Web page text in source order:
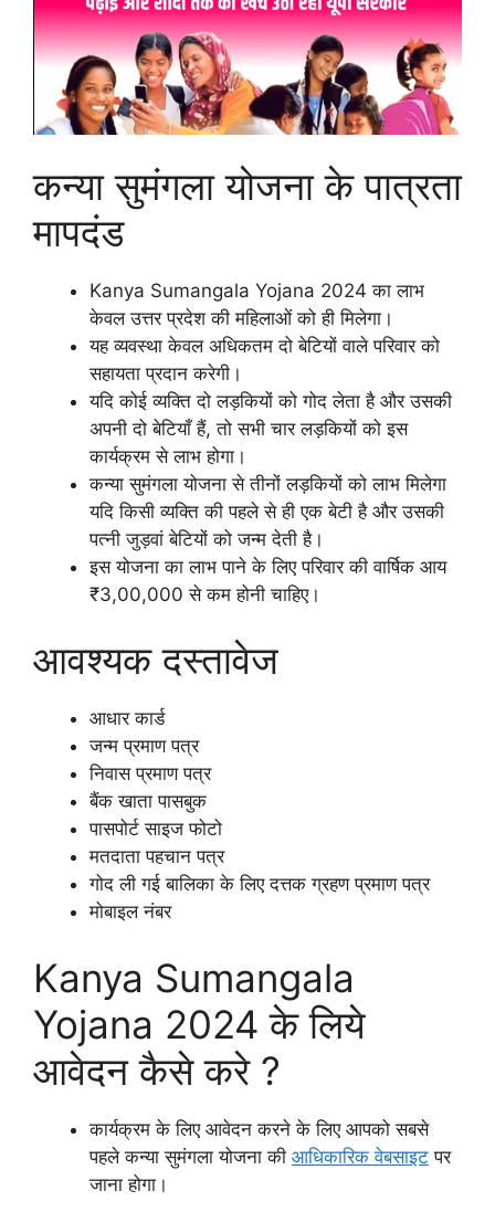
कन्या सुमंगला योजना के पात्रता
मापदंड
Kanya Sumangala Yojana 2024 का लाभ
केवल उत्तर प्रदेश की महिलाओं को ही मिलेगा।
यह व्यवस्था केवल अधिकतम दो बेटियों वाले परिवार को
सहायता प्रदान करेगी।
यदि कोई व्यक्ति दो लड़कियों को गोद लेता है और उसकी
अपनी दो बेटियाँ हैं, तो सभी चार लड़कियों को इस
कार्यक्रम से लाभ होगा।
कन्या सुमंगला योजना से तीनों लड़कियों को लाभ मिलेगा
यदि किसी व्यक्ति की पहले से ही एक बेटी है और उसकी
पत्नी जुड़वां बेटियों को जन्म देती है।
इस योजना का लाभ पाने के लिए परिवार की वार्षिक आय
₹3,00,000 से कम होनी चाहिए।
आवश्यक दस्तावेज
आधार कार्ड
जन्म प्रमाण पत्र
निवास प्रमाण पत्र
बैंक खाता पासबुक
पासपोर्ट साइज फोटो
मतदाता पहचान पत्र
गोद ली गई बालिका के लिए दत्तक ग्रहण प्रमाण पत्र
मोबाइल नंबर
Kanya Sumangala
Yojana 2024 के लिये
आवेदन कैसे करे ?
कार्यक्रम के लिए आवेदन करने के लिए आपको सबसे
पहले कन्या सुमंगला योजना की आधिकारिक वेबसाइट पर
जाना होगा।